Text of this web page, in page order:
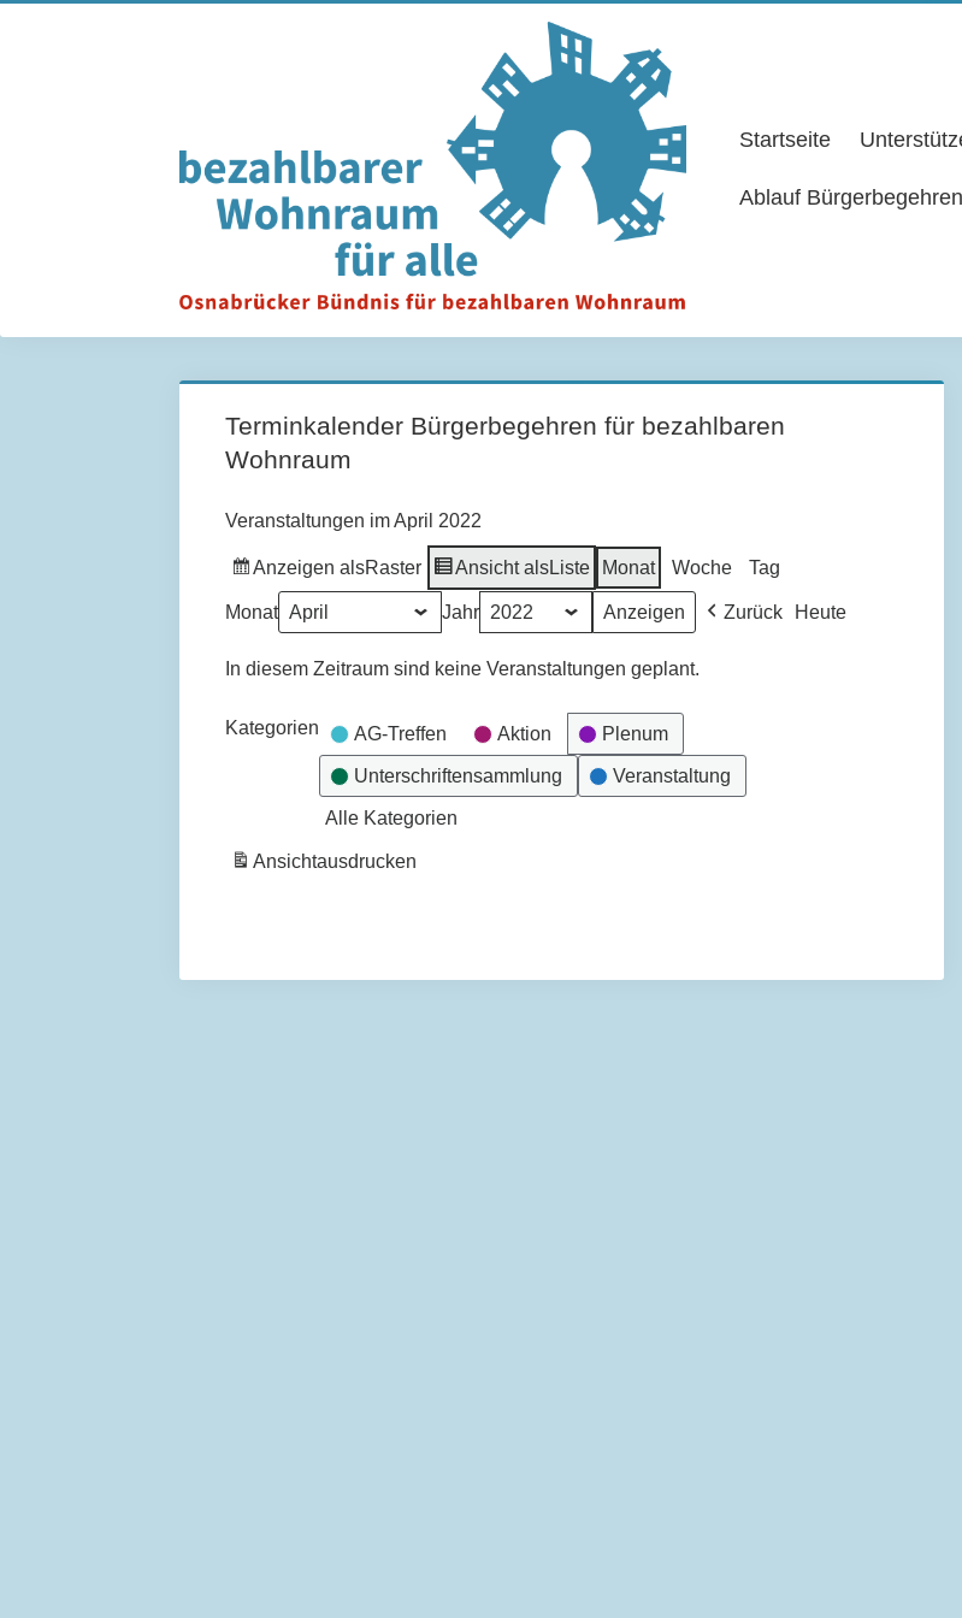
Startseite
Ablauf Bürgerbegehren
Terminkalender Bürgerbegehren für bezahlbaren
Wohnraum
Veranstaltungen im April 2022
Anzeigen alsRaster Ansicht alsListe Monat Woche Tag
Monat Jahr Zurück Heute
In diesem Zeitraum sind keine Veranstaltungen geplant.
Kategorien AG-Treffen Aktion Plenum
Unterschriftensammlung Veranstaltung
Alle Kategorien
Ansichtausdrucken